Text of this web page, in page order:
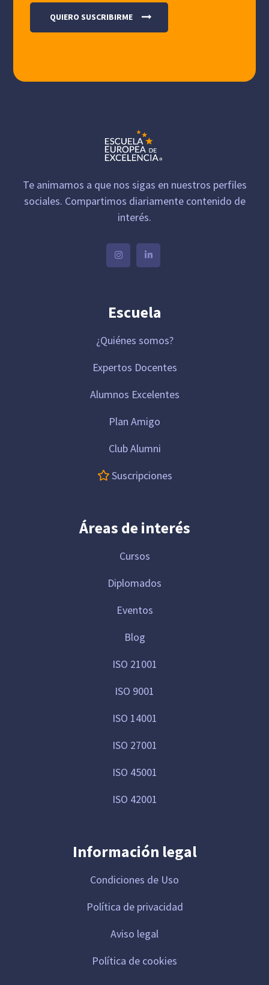
Te animamos a que nos sigas en nuestros perfiles
sociales. Compartimos diariamente contenido de
interés.
Escuela
¿Quiénes somos?
Expertos Docentes
Alumnos Excelentes
Plan Amigo
Club Alumni
Suscripciones
Áreas de interés
Cursos
Diplomados
Eventos
Blog
ISO 21001
ISO 9001
ISO 14001
ISO 27001
ISO 45001
ISO 42001
Información legal
Condiciones de Uso
Política de privacidad
Aviso legal
Política de cookies